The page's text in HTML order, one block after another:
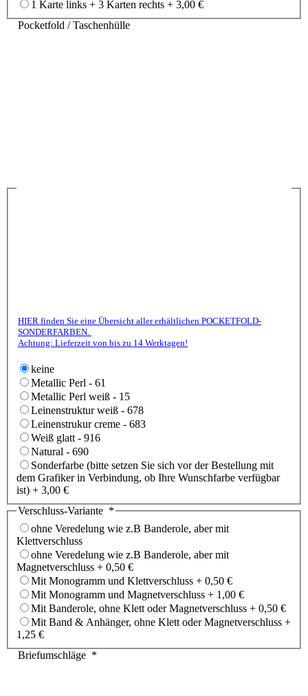
1 Karte links + 3 Karten rechts + 3,00 €
Pocketfold / Taschenhülle
HIER finden Sie eine Übersicht aller erhältlichen POCKETFOLD-
SONDERFARBEN.
Achtung: Lieferzeit von bis zu 14 Werktagen!
keine
Metallic Perl - 61
Metallic Perl weiß - 15
Leinenstruktur weiß - 678
Leinenstrukur creme - 683
Weiß glatt - 916
Natural - 690
Sonderfarbe (bitte setzen Sie sich vor der Bestellung mit
dem Grafiker in Verbindung, ob Ihre Wunschfarbe verfügbar
ist) + 3,00 €
Verschluss-Variante *
ohne Veredelung wie z.B Banderole, aber mit
Klettverschluss
ohne Veredelung wie z.B Banderole, aber mit
Magnetverschluss + 0,50 €
Mit Monogramm und Klettverschluss + 0,50 €
Mit Monogramm und Magnetverschluss + 1,00 €
Mit Banderole, ohne Klett oder Magnetverschluss + 0,50 €
Mit Band & Anhänger, ohne Klett oder Magnetverschluss +
1,25 €
Briefumschläge *